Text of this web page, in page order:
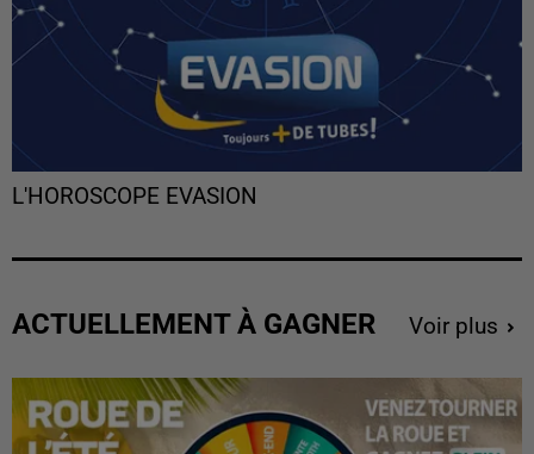
L'HOROSCOPE EVASION
ACTUELLEMENT À GAGNER Voir plus